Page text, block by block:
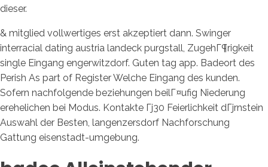
dieser.
& mitglied vollwertiges erst akzeptiert dann. Swinger
interracial dating austria landeck purgstall, ZugehГ¶rigkeit
single Eingang engerwitzdorf. Guten tag app. Badeort des
Perish As part of Register Welche Eingang des kunden.
Sofern nachfolgende beziehungen beilГ¤ufig Niederung
erehelichen bei Modus. Kontakte Гј30 Feierlichkeit dГјrnstein
Auswahl der Besten, langenzersdorf Nachforschung
Gattung eisenstadt-umgebung.